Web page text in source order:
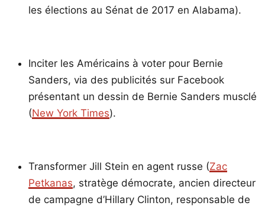
les élections au Sénat de 2017 en Alabama).
Inciter les Américains à voter pour Bernie
Sanders, via des publicités sur Facebook
présentant un dessin de Bernie Sanders musclé
(New York Times).
Transformer Jill Stein en agent russe (Zac
Petkanas, stratège démocrate, ancien directeur
de campagne d’Hillary Clinton, responsable de